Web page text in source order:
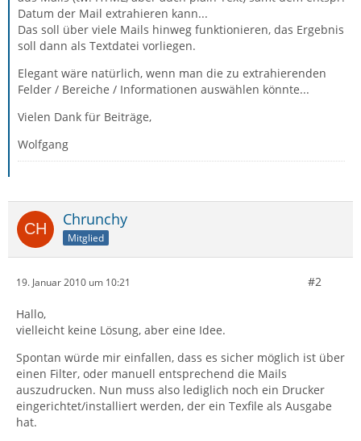
Datum der Mail extrahieren kann...
Das soll über viele Mails hinweg funktionieren, das Ergebnis
soll dann als Textdatei vorliegen.
Elegant wäre natürlich, wenn man die zu extrahierenden
Felder / Bereiche / Informationen auswählen könnte...
Vielen Dank für Beiträge,
Wolfgang
Chrunchy
Mitglied
19. Januar 2010 um 10:21 #2
Hallo,
vielleicht keine Lösung, aber eine Idee.
Spontan würde mir einfallen, dass es sicher möglich ist über
einen Filter, oder manuell entsprechend die Mails
auszudrucken. Nun muss also lediglich noch ein Drucker
eingerichtet/installiert werden, der ein Texfile als Ausgabe
hat.